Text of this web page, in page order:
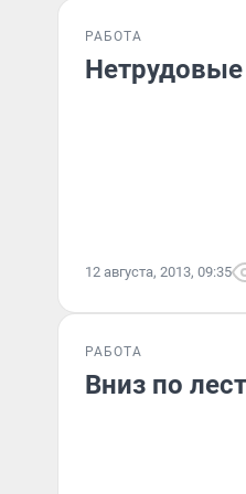
РАБОТА
12 августа, 2013, 09:35
РАБОТА
Вниз по